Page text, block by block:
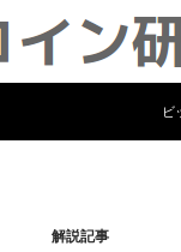
ビ
解説記事